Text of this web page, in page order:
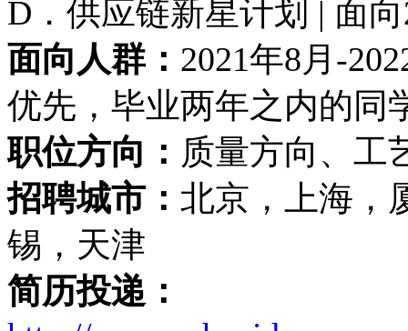
D．供应链新星计划 | 面
面向人群： 2021年8月-
优先，毕业两年之内的同
职位方向： 质量方向、工
招聘城市： 北京，上海，
锡，天津
简历投递：